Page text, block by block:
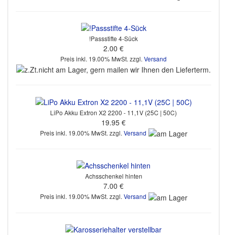
!Passstifte 4-Sück
2.00 €
Preis inkl. 19.00% MwSt. zzgl. Versand
LiPo Akku Extron X2 2200 - 11,1V (25C | 50C)
19.95 €
Preis inkl. 19.00% MwSt. zzgl. Versand
Achsschenkel hinten
7.00 €
Preis inkl. 19.00% MwSt. zzgl. Versand